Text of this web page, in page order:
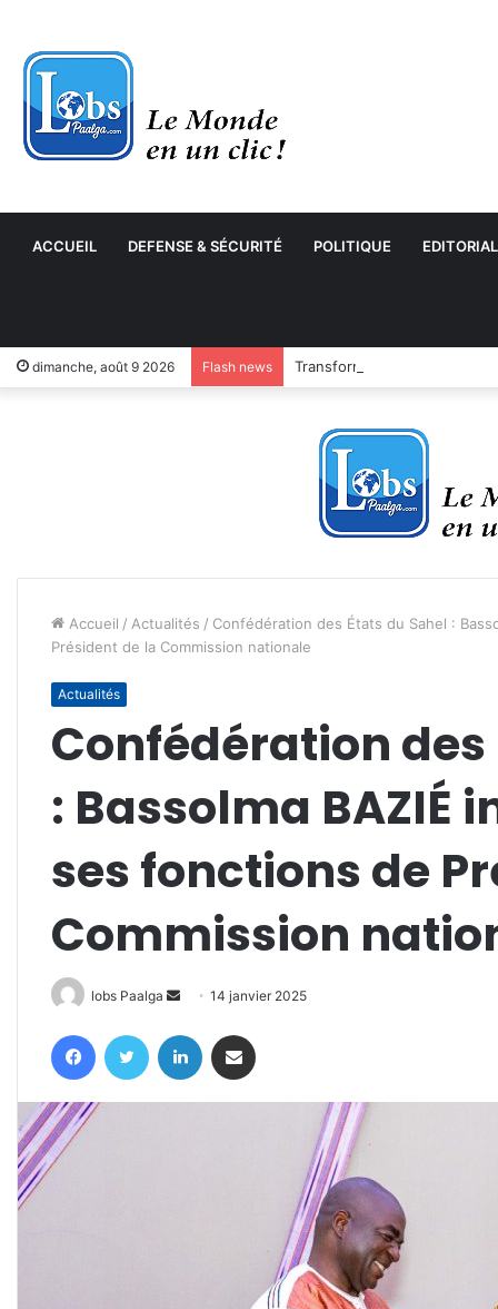
ACCUEIL DEFENSE & SÉCURITÉ POLITIQUE EDITORIAL
dimanche, août 9 2026 Flash news Transformation numérique :
Accueil / Actualités / Confédération des États du Sahel :
Président de la Commission nationale
Actualités
Confédération des
: Bassolma BAZIÉ
ses fonctions de
Commission
lobs Paalga
Envoyer
courriel
14 janvier 2025
FacebookTwitter Linkedin